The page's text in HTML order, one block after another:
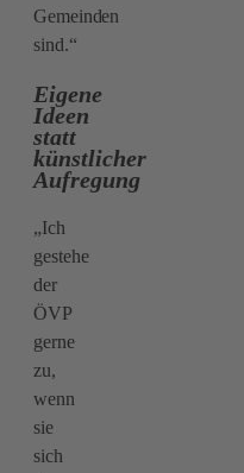
Gemeinden
sind.“
Eigene
Ideen
statt
künstlicher
Aufregung
„Ich
gestehe
der
ÖVP
gerne
zu,
wenn
sie
sich